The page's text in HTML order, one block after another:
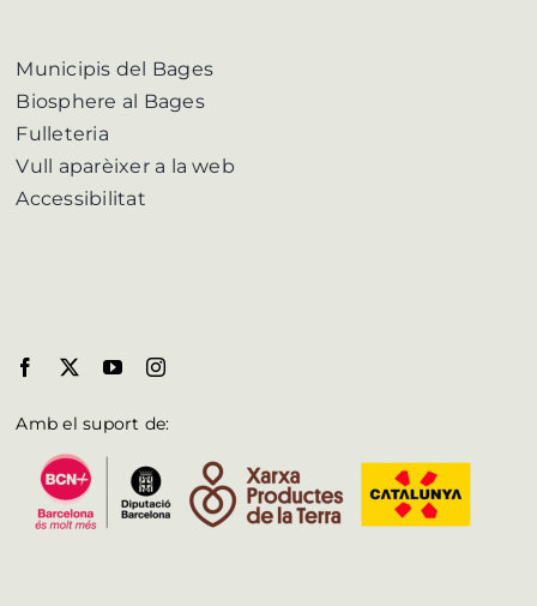
Municipis del Bages
Biosphere al Bages
Fulleteria
Vull aparèixer a la web
Accessibilitat
Amb el suport de: